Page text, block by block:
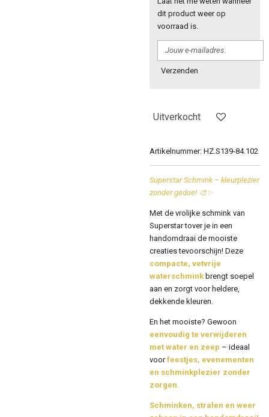
dit product weer op
voorraad is.
Verzenden
Uitverkocht
Artikelnummer: HZ.S139-84.102
Superstar Schmink – kleurplezier
zonder gedoe! 🎨✨
Met de vrolijke schmink van
Superstartover je in een
handomdraai de mooiste
creaties tevoorschijn! Deze
compacte, vetvrije
waterschmink brengt soepel
aan en zorgt voor heldere,
dekkende kleuren.
En het mooiste? Gewoon
eenvoudig te verwijderen
met water en zeep – ideaal
voorfeestjes, evenementen
en schminkplezier zonder
zorgen
Schminken, stralen en weer